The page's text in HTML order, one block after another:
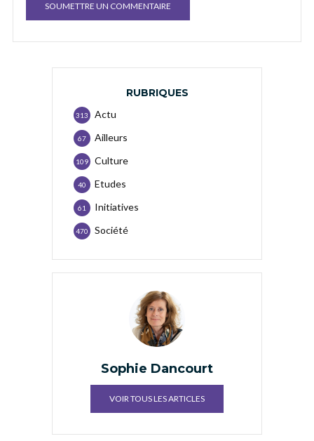
RUBRIQUES
Actu
313
Ailleurs
67
Culture
109
Etudes
40
Initiatives
61
Société
470
Sophie Dancourt
VOIR TOUS LES ARTICLES